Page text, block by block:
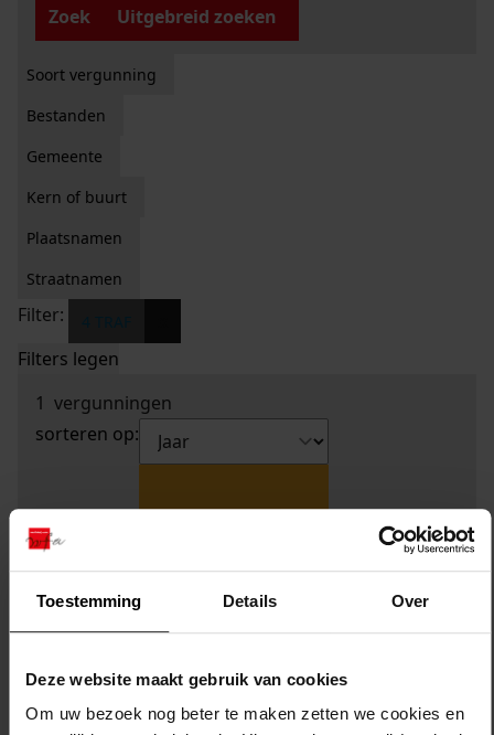
Toestemming Details Over
Deze website maakt gebruik van cookies
Om uw bezoek nog beter te maken zetten we cookies en
Zoek
Uitgebreid zoeken
Soort vergunning
Bestanden
Gemeente
Kern of buurt
Plaatsnamen
Straatnamen
Filter:
Filters legen
1 vergunningen
sorteren op: